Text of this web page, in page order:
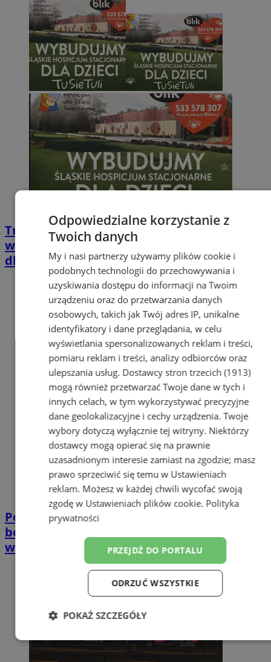
Trwa zbiórka środków na budowę jedynego
w województwie stacjonarnego hospicjum
dla dzieci
Pogoda na Sylwestra i Nowy Rok – jakie
będą pierwsze godziny 2026 roku w
województwie śląskim?
Odpowiedzialne korzystanie z
Twoich danych
My i nasi partnerzy używamy plików cookie i
podobnych technologii do przechowywania i
uzyskiwania dostępu do informacji na Twoim
urządzeniu oraz do przetwarzania danych
osobowych, takich jak Twój adres IP, unikalne
identyfikatory i dane przeglądania, w celu
wyświetlania spersonalizowanych reklam i treści,
pomiaru reklam i treści, analizy odbiorców oraz
ulepszania usług. Dostawcy stron trzecich (1913)
mogą również przetwarzać Twoje dane w tych i
innych celach, w tym wykorzystywać precyzyjne
dane geolokalizacyjne i cechy urządzenia. Twoje
wybory dotyczą wyłącznie tej witryny. Niektórzy
dostawcy mogą opierać się na prawnie
uzasadnionym interesie zamiast na zgodzie; masz
prawo sprzeciwić się temu w Ustawieniach
reklam. Możesz w każdej chwili wycofać swoją
zgodę w Ustawieniach plików cookie. Polityka
prywatności
PRZEJDŹ DO PORTALU
ODRZUĆ WSZYSTKIE
POKAŻ SZCZEGÓŁY
Niezbędne Wydajność Targetowanie